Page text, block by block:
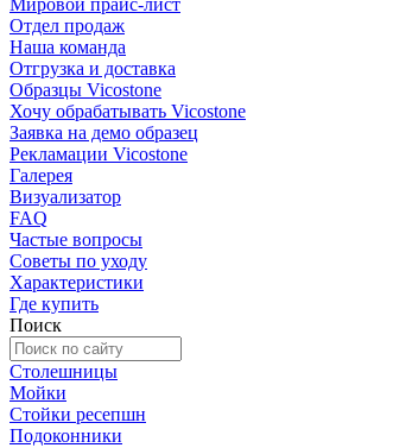
Мировой прайс-лист
Отдел продаж
Наша команда
Отгрузка и доставка
Образцы Vicostone
Хочу обрабатывать Vicostone
Заявка на демо образец
Рекламации Vicostone
Галерея
Визуализатор
FAQ
Частые вопросы
Советы по уходу
Характеристики
Где купить
Поиск
Столешницы
Мойки
Стойки ресепшн
Подоконники